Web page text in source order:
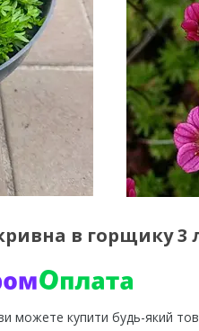
в горщику 3
можете купити будь-який